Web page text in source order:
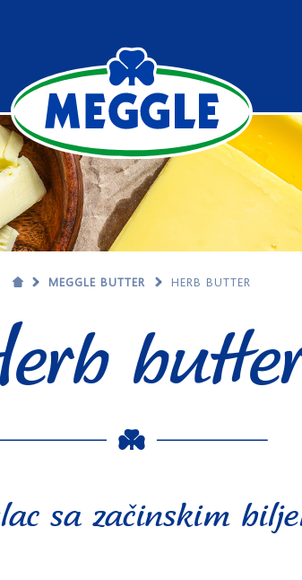
MEGGLE BUTTER HERB BUTTER
sa začinskim